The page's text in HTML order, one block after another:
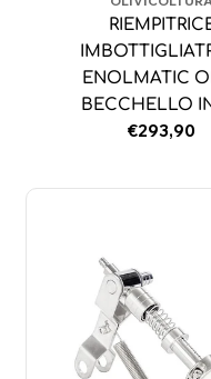
ENOLMATIC
BECCHELLO
Prezzo
€293,90